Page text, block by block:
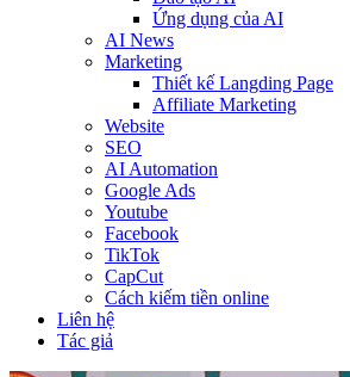
Ứng dụng của AI
AI News
Marketing
Thiết kế Langding Page
Affiliate Marketing
Website
SEO
AI Automation
Google Ads
Youtube
Facebook
TikTok
CapCut
Cách kiếm tiền online
Liên hệ
Tác giả